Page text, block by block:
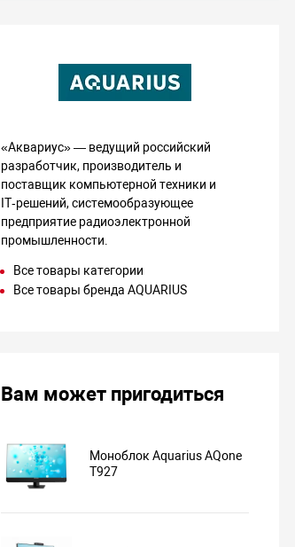
«Аквариус» — ведущий российский
разработчик, производитель и
поставщик компьютерной техники и
IT‑решений, системообразующее
предприятие радиоэлектронной
промышленности.
Все товары категории
Все товары бренда AQUARIUS
Вам может пригодиться
Моноблок Aquarius AQone
T927